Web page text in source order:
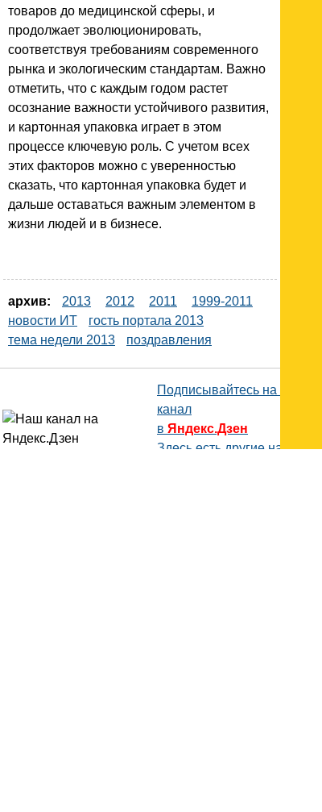
товаров до медицинской сферы, и
продолжает эволюционировать,
соответствуя требованиям современного
рынка и экологическим стандартам. Важно
отметить, что с каждым годом растет
осознание важности устойчивого развития,
и картонная упаковка играет в этом
процессе ключевую роль. С учетом всех
этих факторов можно с уверенностью
сказать, что картонная упаковка будет и
дальше оставаться важным элементом в
жизни людей и в бизнесе.
архив: 2013 2012 2011
1999-2011
новости ИТ
гость портала 2013
тема недели 2013
поздравления
Подписывайтесь на наш
канал
в Яндекс.Дзен
Здесь есть другие наши